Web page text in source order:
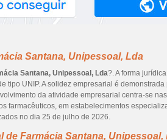
Santana, Unipessoal, Lda
Santana, Unipessoal, Lda?. A forma
tipo UNIP. A solidez empresarial é
da atividade empresarial centra-se
farmacêuticos, em estabelecimentos
no dia 25 de julho de 2026.
de Farmácia Santana, Unipessoal,